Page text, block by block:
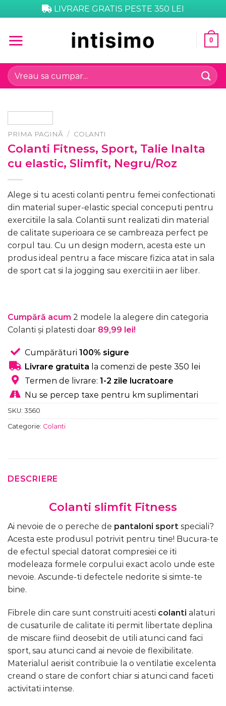
to
LIVRARE GRATIS PESTE 350 LEI
0
Caută
după:
PRIMA PAGINĂ / COLANTI
Colanti Fitness, Sport, Talie Inalta
cu elastic, Slimfit, Negru/Roz
Alege si tu acesti colanti pentru femei confectionati
din material super-elastic special conceputi pentru
exercitiile la sala. Colantii sunt realizati din material
de calitate superioara ce se cambreaza perfect pe
corpul tau. Cu un design modern, acesta este un
produs ideal pentru a face miscare fizica atat in sala
de sport cat si la jogging sau exercitii in aer liber.
Cumpără acum 2 modele la alegere din categoria
Colanti și platesti doar 89,99 lei!
Cumpărături 100% sigure
Livrare gratuita la comenzi de peste 350 lei
Termen de livrare: 1-2 zile lucratoare
Nu se percep taxe pentru km suplimentari
SKU: 3560
Categorie: Colanti
DESCRIERE
Colanti slimfit Fitness
Ai nevoie de o pereche de pantaloni sport speciali?
Acesta este produsul potrivit pentru tine! Bucura-te
de efectul special datorat compresiei ce iti
modeleaza formele corpului exact acolo unde este
nevoie. Ascunde-ti defectele nedorite si simte-te
bine.
Fibrele din care sunt construiti acesti colanti alaturi
de cusaturile de calitate iti permit libertate deplina
de miscare fiind deosebit de utili atunci cand faci
sport, sau atunci cand ai nevoie de flexibilitate.
Materialul aerisit contribuie la o ventilatie excelenta
creand o stare de confort chiar si atunci cand faceti
activitati intense.